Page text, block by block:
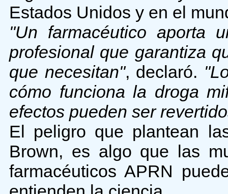
Estados Unidos y en el
"Un farmacéutico aporta
profesional que garantiza
que necesitan", declaró.
cómo funciona la droga
efectos pueden ser
El peligro que plantean
Brown, es algo que las
farmacéuticos APRN